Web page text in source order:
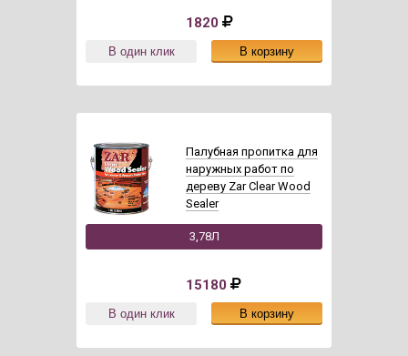
1820
Палубная пропитка для
наружных работ по
дереву Zar Clear Wood
Sealer
3,78Л
15180